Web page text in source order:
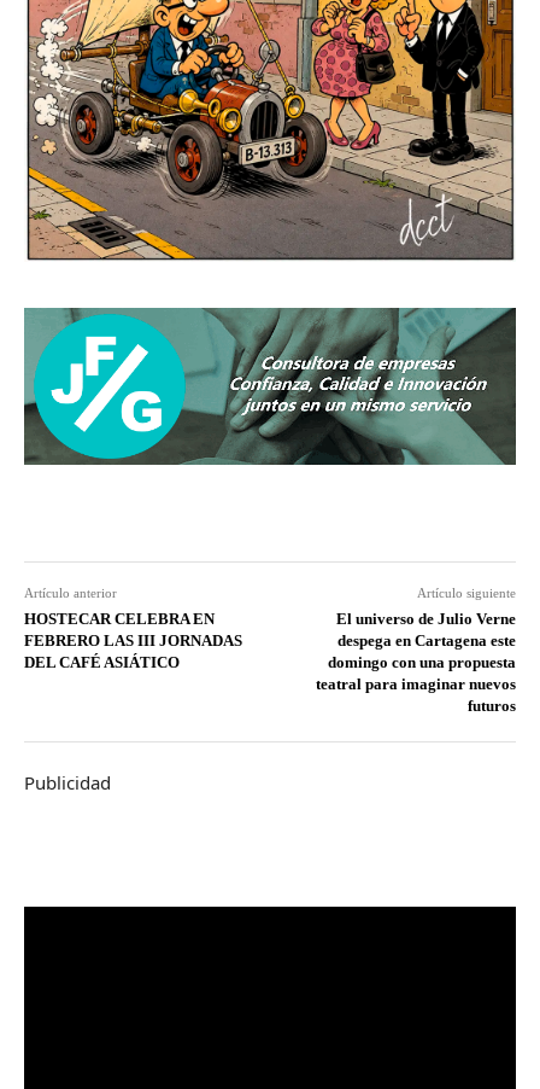
Artículo anterior
HOSTECAR CELEBRA EN
FEBRERO LAS III JORNADAS
DEL CAFÉ ASIÁTICO
Artículo siguiente
El universo de Julio Verne
despega en Cartagena este
domingo con una propuesta
teatral para imaginar nuevos
futuros
Publicidad